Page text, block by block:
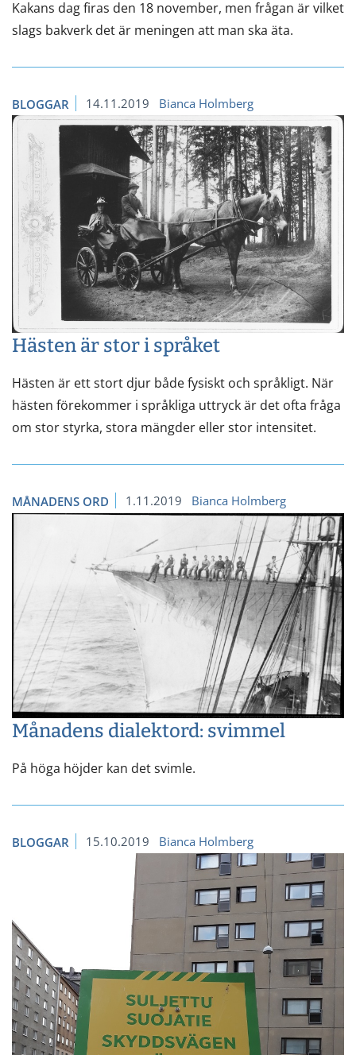
Kakans dag firas den 18 november, men frågan är vilket
slags bakverk det är meningen att man ska äta.
BLOGGAR 14.11.2019 Bianca Holmberg
Hästen är stor i språket
Hästen är ett stort djur både fysiskt och språkligt. När
hästen förekommer i språkliga uttryck är det ofta fråga
om stor styrka, stora mängder eller stor intensitet.
MÅNADENS ORD 1.11.2019 Bianca Holmberg
Månadens dialektord: svimmel
På höga höjder kan det svimle.
BLOGGAR 15.10.2019 Bianca Holmberg